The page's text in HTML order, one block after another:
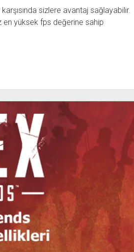
sizlere avantaj sağlayabilir.
en yüksek fps değerine sahip